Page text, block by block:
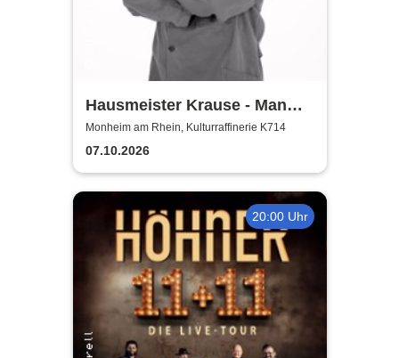
Hausmeister Krause - Man
lebt nur zweimal
Monheim am Rhein, Kulturraffinerie K714
07.10.2026
20:00 Uhr